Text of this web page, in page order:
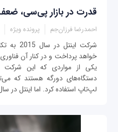
قدرت در بازار پی‌سی، ضعف
احمدرضا فرزان‌جم پرونده ویژه
خواهد پرداخت و در کنار آن
یکی از مواردی که این
دستگاه‌های دورگه هستند که
لپ‌تاپ استفاده کرد. اما اینتل در